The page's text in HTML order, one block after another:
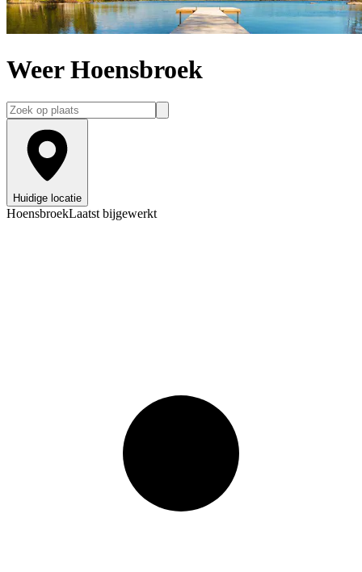
Weer Hoensbroek
Huidige locatie
HoensbroekLaatst bijgewerkt